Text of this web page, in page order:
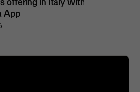
offering in Italy with
App